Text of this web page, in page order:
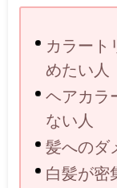
カラート
めたい人
ヘアカラ
ない人
髪へのダ
白髪が密